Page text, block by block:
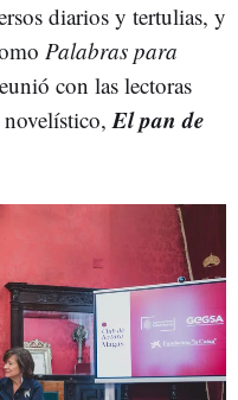
diarios y tertulias, y
Palabras para
con las lectoras
El pande